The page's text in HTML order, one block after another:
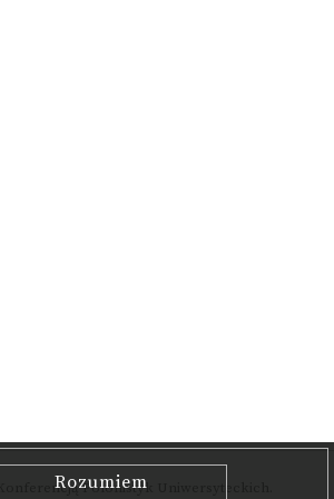
Rozumiem
Polonistyk Uniwersyteckich.